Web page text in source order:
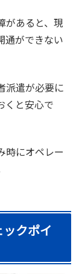
があると、現
通ができない
派遣が必要に
くと安心で
時にオペレー
クポイ